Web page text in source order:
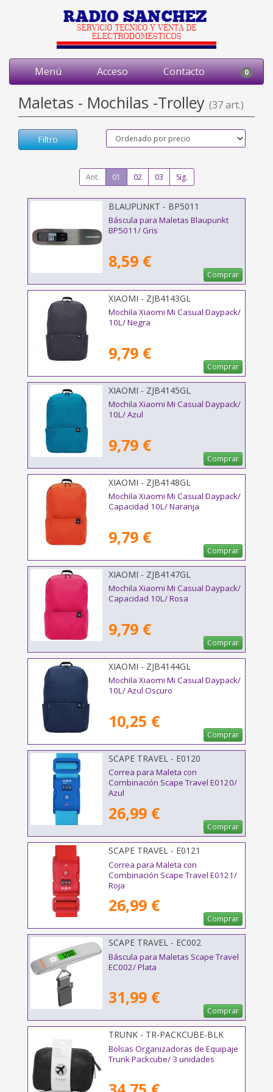
Menú Acceso Contacto 0
Maletas - Mochilas -Trolley (37 art.)
Filtro
Ant. 01 02 03 Sig.
BLAUPUNKT - BP5011
Báscula para Maletas Blaupunkt
BP5011/ Gris
8,59 €
Comprar
XIAOMI - ZJB4143GL
Mochila Xiaomi Mi Casual Daypack/
10L/ Negra
9,79 €
Comprar
XIAOMI - ZJB4145GL
Mochila Xiaomi Mi Casual Daypack/
10L/ Azul
9,79 €
Comprar
XIAOMI - ZJB4148GL
Mochila Xiaomi Mi Casual Daypack/
Capacidad 10L/ Naranja
9,79 €
Comprar
XIAOMI - ZJB4147GL
Mochila Xiaomi Mi Casual Daypack/
Capacidad 10L/ Rosa
9,79 €
Comprar
XIAOMI - ZJB4144GL
Mochila Xiaomi Mi Casual Daypack/
10L/ Azul Oscuro
10,25 €
Comprar
SCAPE TRAVEL - E0120
Correa para Maleta con
Combinación Scape Travel E0120/
Azul
26,99 €
Comprar
SCAPE TRAVEL - E0121
Correa para Maleta con
Combinación Scape Travel E0121/
Roja
26,99 €
Comprar
SCAPE TRAVEL - EC002
Báscula para Maletas Scape Travel
EC002/ Plata
31,99 €
Comprar
TRUNK - TR-PACKCUBE-BLK
Bolsas Organizadoras de Equipaje
Trunk Packcube/ 3 unidades